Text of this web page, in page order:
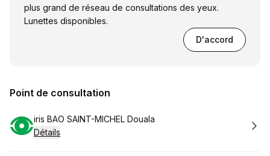
plus grand de réseau de consultations des yeux.
Lunettes disponibles.
D'accord
Point de consultation
Réserver
iris BAO SAINT-MICHEL Douala
Détails